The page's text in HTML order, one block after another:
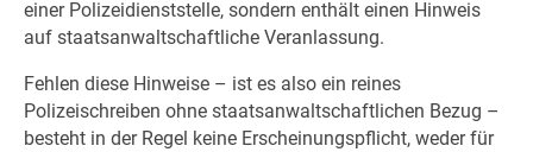
einer Polizeidienststelle, sondern enthält einen Hinweis
auf staatsanwaltschaftliche Veranlassung.
Fehlen diese Hinweise – ist es also ein reines
Polizeischreiben ohne staatsanwaltschaftlichen Bezug –
besteht in der Regel keine Erscheinungspflicht, weder für